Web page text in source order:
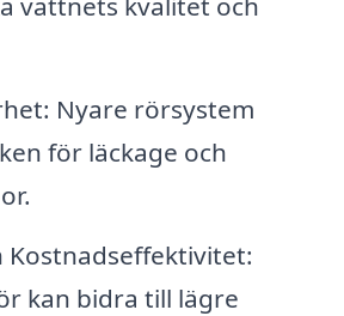
Nyare rörsystem
för läckage och
Kostnadseffektivitet:
kan bidra till lägre